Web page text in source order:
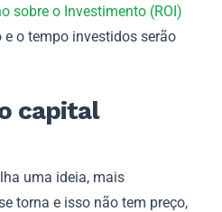
sobre o Investimento (ROI)
o tempo investidos serão
capital
uma ideia, mais
torna e isso não tem preço,